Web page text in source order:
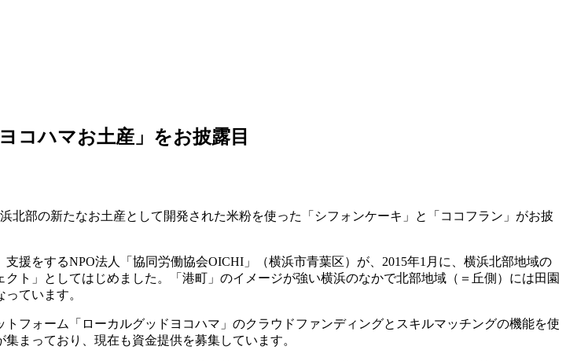
コハマお土産」をお披露目
部の新たなお土産として開発された米粉を使った「シフォンケーキ」と「ココフラン」がお披
援をするNPO法人「協同労働協会OICHI」（横浜市青葉区）が、2015年1月に、横浜北部地域の
ト」としてはじめました。「港町」のイメージが強い横浜のなかで北部地域（＝丘側）には田園
ています。
フォーム「ローカルグッドヨコハマ」のクラウドファンディングとスキルマッチングの機能を使
まっており、現在も資金提供を募集しています。